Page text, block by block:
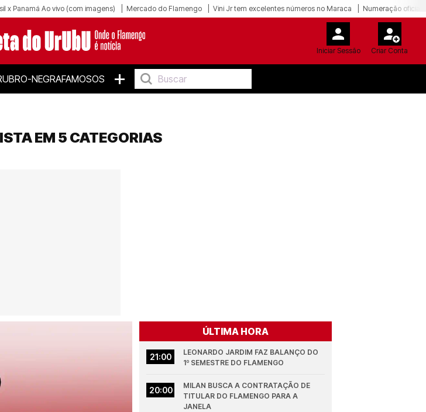
x Panamá Ao vivo (com imagens) Mercado do Flamengo Vini Jr tem excelentes números no Maraca Numeração oficial
Iniciar Sessão Criar Conta
NEGRAFAMOSOS +
EM 5 CATEGORIAS
ÚLTIMA HORA
21:00
LEONARDO JARDIM FAZ BALANÇO DO
1º SEMESTRE DO FLAMENGO
20:00
MILAN BUSCA A CONTRATAÇÃO DE
TITULAR DO FLAMENGO PARA A
JANELA